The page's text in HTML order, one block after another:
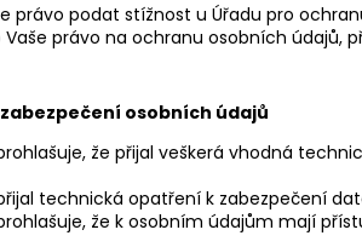
právo podat stížnost u Úřadu pro
Vaše právo na ochranu osobních údajů,
osobních údajů
že přijal veškerá vhodná
technická opatření k zabezpečení
že k osobním údajům mají